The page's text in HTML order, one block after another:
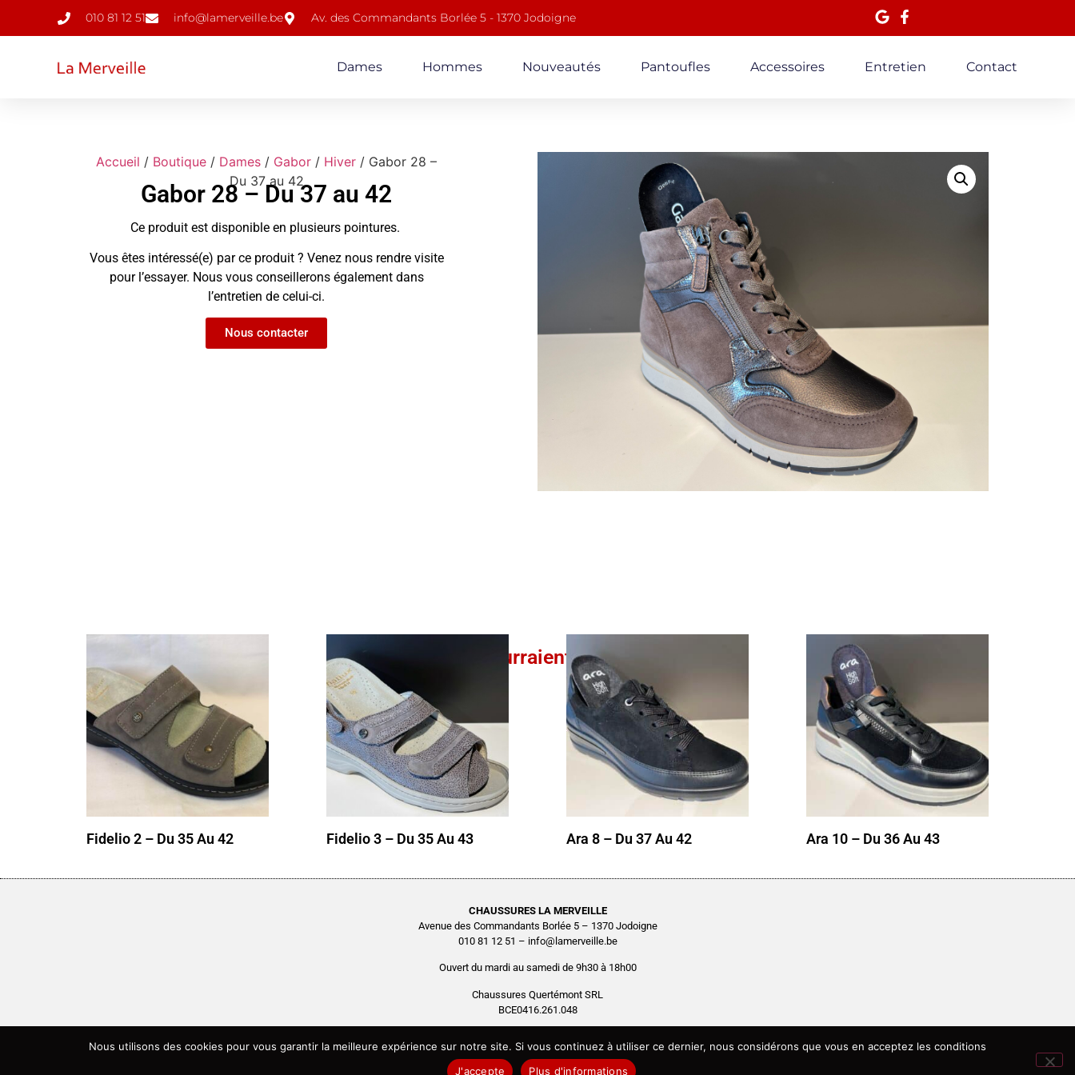
010 81 12 51 info@lamerveille.be Av. des Commandants Borlée 5 - 1370 Jodoigne
Dames Hommes Nouveautés Pantoufles Accessoires Entretien Contact
Accueil / Boutique / Dames / Gabor / Hiver / Gabor 28 –
Du 37 au 42
Gabor 28 – Du 37 au 42
Ce produit est disponible en plusieurs pointures.
Vous êtes intéressé(e) par ce produit ? Venez nous rendre visite
pour l’essayer. Nous vous conseillerons également dans
l’entretien de celui-ci.
Nous contacter
Ces produits pourraient vous intéresser
Fidelio 2 – Du 35 Au 42 Fidelio 3 – Du 35 Au 43 Ara 8 – Du 37 Au 42 Ara 10 – Du 36 Au 43
CHAUSSURES LA MERVEILLE
Avenue des Commandants Borlée 5 – 1370 Jodoigne
010 81 12 51 – info@lamerveille.be
Ouvert du mardi au samedi de 9h30 à 18h00
Chaussures Quertémont SRL
BCE0416.261.048
Site réalisé parAGENCE2D
Nous utilisons des cookies pour vous garantir la meilleure expérience sur notre site. Si vous continuez à utiliser ce dernier, nous considérons que vous en acceptez les conditions
J'accepte
Plus d'informations